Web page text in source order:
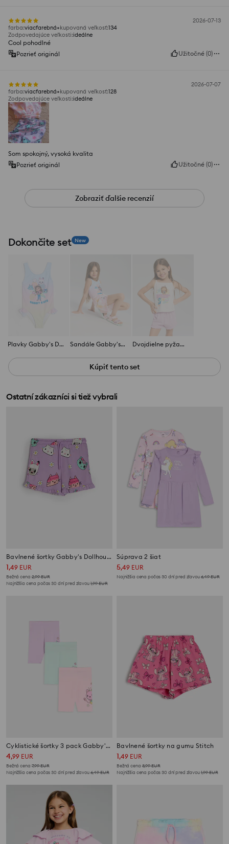
2026-07-13
farba:viacfarebná kupovaná veľkosť:134
Zodpovedajúce veľkosti:ideálne
Cool pohodlné
Pozrieť originál
Užitočné (0)
2026-07-07
farba:viacfarebná kupovaná veľkosť:128
Zodpovedajúce veľkosti:ideálne
Som spokojný, vysoká kvalita
Pozrieť originál
Užitočné (0)
Zobraziť ďalšie recenzií
Dokončite set New
Plavky Gabby's Dollhouse Sandále Gabby's Dollhouse Dvojdielne pyžamo Gabby's Dollhouse
Kúpiť tento set
Ostatní zákazníci si tiež vybrali
Bavlnené šortky Gabby's Dollhouse
1,49 EUR
Bežná cena 2,99EUR
Najnižšia cena počas 30 dní pred zľavou1,99EUR
Súprava 2 šiat
5,49 EUR
Najnižšia cena počas 30 dní pred zľavou6,49EUR
Cyklistické šortky 3 pack Gabby's Dollhouse
4,99 EUR
Bežná cena 7,99EUR
Najnižšia cena počas 30 dní pred zľavou6,49EUR
Bavlnené šortky na gumu Stitch
1,49 EUR
Bežná cena 3,99EUR
Najnižšia cena počas 30 dní pred zľavou1,99EUR